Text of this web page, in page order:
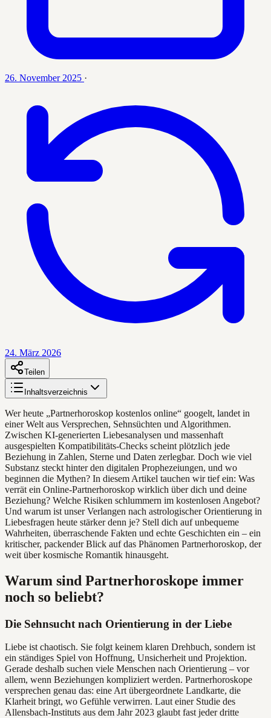
26. November 2025 ·
24. März 2026
Teilen
Inhaltsverzeichnis
Wer heute „Partnerhoroskop kostenlos online“ googelt, landet in
einer Welt aus Versprechen, Sehnsüchten und Algorithmen.
Zwischen KI-generierten Liebesanalysen und massenhaft
ausgespielten Kompatibilitäts-Checks scheint plötzlich jede
Beziehung in Zahlen, Sterne und Daten zerlegbar. Doch wie viel
Substanz steckt hinter den digitalen Prophezeiungen, und wo
beginnen die Mythen? In diesem Artikel tauchen wir tief ein: Was
verrät ein Online-Partnerhoroskop wirklich über dich und deine
Beziehung? Welche Risiken schlummern im kostenlosen Angebot?
Und warum ist unser Verlangen nach astrologischer Orientierung in
Liebesfragen heute stärker denn je? Stell dich auf unbequeme
Wahrheiten, überraschende Fakten und echte Geschichten ein – ein
kritischer, packender Blick auf das Phänomen Partnerhoroskop, der
weit über kosmische Romantik hinausgeht.
Warum sind Partnerhoroskope immer
noch so beliebt?
Die Sehnsucht nach Orientierung in der Liebe
Liebe ist chaotisch. Sie folgt keinem klaren Drehbuch, sondern ist
ein ständiges Spiel von Hoffnung, Unsicherheit und Projektion.
Gerade deshalb suchen viele Menschen nach Orientierung – vor
allem, wenn Beziehungen kompliziert werden. Partnerhoroskope
versprechen genau das: eine Art übergeordnete Landkarte, die
Klarheit bringt, wo Gefühle verwirren. Laut einer Studie des
Allensbach-Instituts aus dem Jahr 2023 glaubt fast jeder dritte